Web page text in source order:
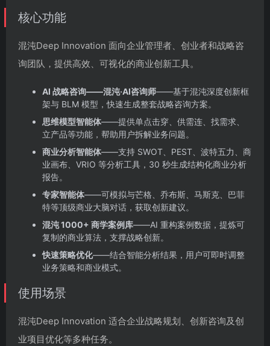
核心功能
混沌Deep Innovation 面向企业管理者、创业者和战略咨
询团队，提供高效、可视化的商业创新工具。
AI 战略咨询——混沌·AI咨询师——基于混沌深度创新框
架与 BLM 模型，快速生成整套战略咨询方案。
思维模型智能体——提供单点击穿、供需连、找需求、
立产品等功能，帮助用户拆解业务问题。
商业分析智能体——支持 SWOT、PEST、波特五力、商
业画布、VRIO 等分析工具，30 秒生成结构化商业分析
报告。
专家智能体——可模拟与芒格、乔布斯、马斯克、巴菲
特等顶级商业大脑对话，获取创新建议。
混沌 1000+ 商学案例库——AI 重构案例数据，提炼可
复制的商业算法，支撑战略创新。
快速策略优化——结合智能分析结果，用户可即时调整
业务策略和商业模式。
使用场景
混沌Deep Innovation 适合企业战略规划、创新咨询及创
业项目优化等多种任务。